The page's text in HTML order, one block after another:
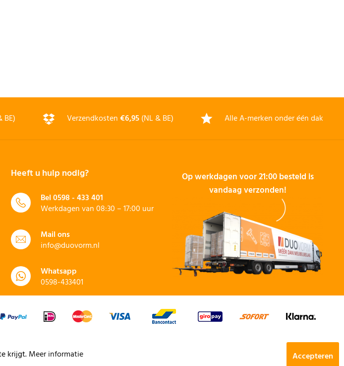
BE) Verzendkosten€6,95(NL & BE) Alle A-merken onder één dak
Heeft u hulp nodig?
Bel0598 - 433 401
Werkdagen van 08:30 – 17:00 uur
Mail ons
info@duovorm.nl
Whatsapp
0598-433401
Op werkdagen voor 21:00 besteld is
vandaag verzonden!
krijgt.Meer informatie Accepteren